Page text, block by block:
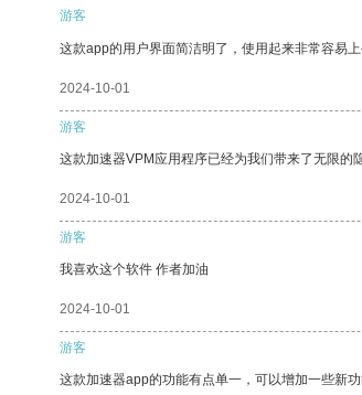
游客
这款app的用户界面简洁明了，使用起来非常容易
2024-10-01
游客
这款加速器VPM应用程序已经为我们带来了无限的
2024-10-01
游客
我喜欢这个软件 作者加油
2024-10-01
游客
这款加速器app的功能有点单一，可以增加一些新